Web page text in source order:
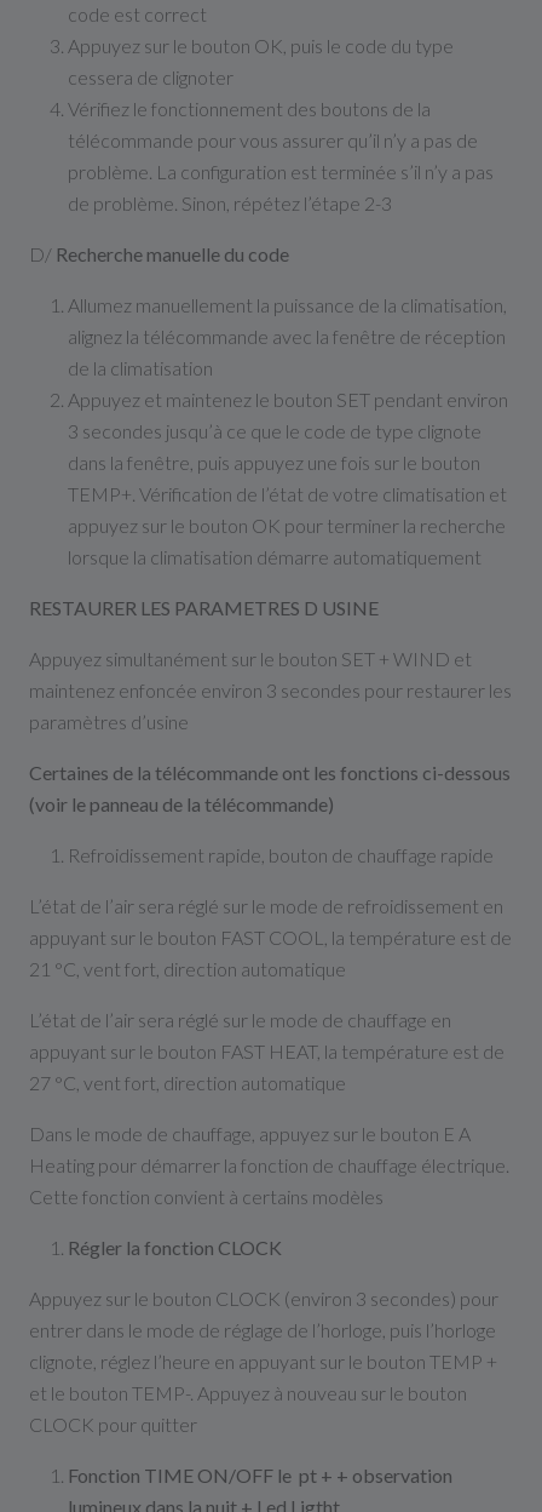
code est correct
Appuyez sur le bouton OK, puis le code du type
cessera de clignoter
Vérifiez le fonctionnement des boutons de la
télécommande pour vous assurer qu’il n’y a pas de
problème. La configuration est terminée s’il n’y a pas
de problème. Sinon, répétez l’étape 2-3
D/ Recherche manuelle du code
Allumez manuellement la puissance de la climatisation,
alignez la télécommande avec la fenêtre de réception
de la climatisation
Appuyez et maintenez le bouton SET pendant environ
3 secondes jusqu’à ce que le code de type clignote
dans la fenêtre, puis appuyez une fois sur le bouton
TEMP+. Vérification de l’état de votre climatisation et
appuyez sur le bouton OK pour terminer la recherche
lorsque la climatisation démarre automatiquement
RESTAURER LES PARAMETRES D USINE
Appuyez simultanément sur le bouton SET + WIND et
maintenez enfoncée environ 3 secondes pour restaurer les
paramètres d’usine
Certaines de la télécommande ont les fonctions ci-dessous
(voir le panneau de la télécommande)
Refroidissement rapide, bouton de chauffage rapide
L’état de l’air sera réglé sur le mode de refroidissement en
appuyant sur le bouton FAST COOL, la température est de
21 °C, vent fort, direction automatique
L’état de l’air sera réglé sur le mode de chauffage en
appuyant sur le bouton FAST HEAT, la température est de
27 °C, vent fort, direction automatique
Dans le mode de chauffage, appuyez sur le bouton E A
Heating pour démarrer la fonction de chauffage électrique.
Cette fonction convient à certains modèles
Régler la fonction CLOCK
Appuyez sur le bouton CLOCK (environ 3 secondes) pour
entrer dans le mode de réglage de l’horloge, puis l’horloge
clignote, réglez l’heure en appuyant sur le bouton TEMP +
et le bouton TEMP-. Appuyez à nouveau sur le bouton
CLOCK pour quitter
Fonction TIME ON/OFF le pt + + observation
lumineux dans la nuit + Led Ligtht